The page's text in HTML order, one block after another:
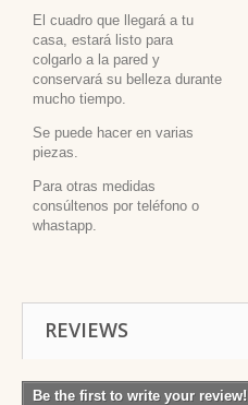
El cuadro que llegará a tu
casa, estará listo para
colgarlo a la pared y
conservará su belleza durante
mucho tiempo.
Se puede hacer en varias
piezas.
Para otras medidas
consúltenos por teléfono o
whastapp.
REVIEWS
Be the first to write your review!